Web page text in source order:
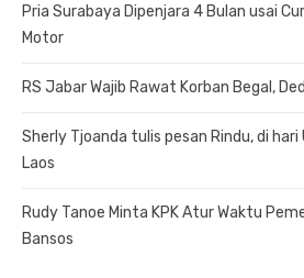
Pria Surabaya Dipenjara 4 Bulan usai
Motor
RS Jabar Wajib Rawat Korban Begal,
Sherly Tjoanda tulis pesan Rindu, di hari
Laos
Rudy Tanoe Minta KPK Atur Waktu
Bansos